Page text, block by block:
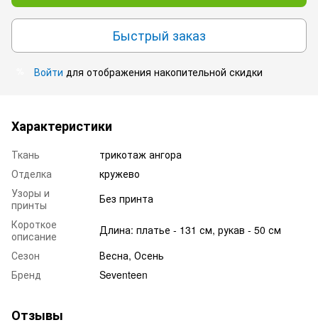
Быстрый заказ
Войти для отображения накопительной скидки
Характеристики
Ткань
трикотаж ангора
Отделка
кружево
Узоры и
принты
Без принта
Короткое
описание
Длина: платье - 131 см, рукав - 50 см
Сезон
Весна, Осень
Бренд
Seventeen
Отзывы